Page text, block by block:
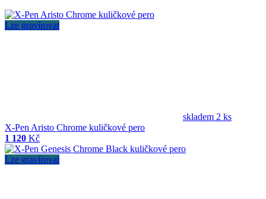
Lze gravírovat
skladem 2 ks
X-Pen Aristo Chrome kuličkové pero
1 120 Kč
Lze gravírovat